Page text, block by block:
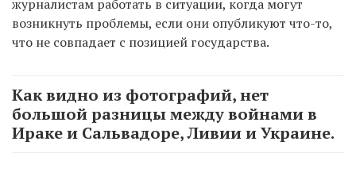
журналистам работать в ситуации, когда могут
возникнуть проблемы, если они опубликуют что-то,
что не совпадает с позицией государства.
Как видно из фотографий, нет
большой разницы между войнами в
Ираке и Сальвадоре, Ливии и Украине.